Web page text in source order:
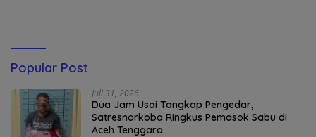
Popular Post
Juli 31, 2026
Dua Jam Usai Tangkap Pengedar,
Satresnarkoba Ringkus Pemasok Sabu di
Aceh Tenggara